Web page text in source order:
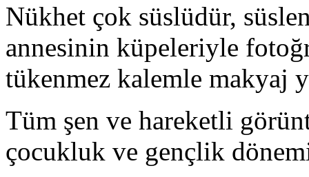
Nükhet çok süslüdür,
annesinin küpeleriyle
tükenmez kalemle makyaj
Tüm şen ve hareketli
çocukluk ve gençlik